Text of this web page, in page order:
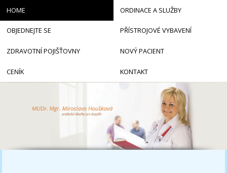
HOME ORDINACE A SLUŽBY
OBJEDNEJTE SE PŘÍSTROJOVÉ VYBAVENÍ
ZDRAVOTNÍ POJIŠŤOVNY NOVÝ PACIENT
CENÍK KONTAKT